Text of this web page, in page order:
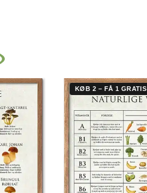
KØB 2 – FÅ 1 GRATIS